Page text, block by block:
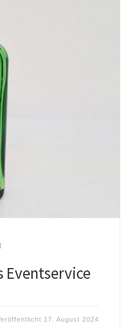
Eventservice
17. August 2024